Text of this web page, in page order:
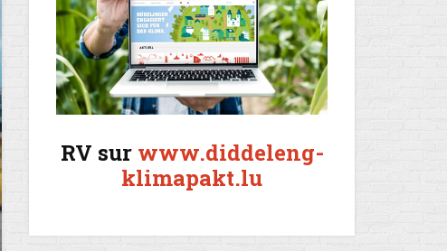
RV sur www.diddeleng-
klimapakt.lu